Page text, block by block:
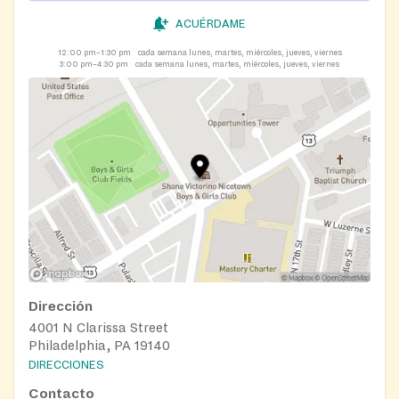
ACUÉRDAME
12:00 pm–1:30 pm
cada semana lunes, martes, miércoles, jueves, viernes
3:00 pm–4:30 pm
cada semana lunes, martes, miércoles, jueves, viernes
Dirección
4001 N Clarissa Street
Philadelphia, PA 19140
DIRECCIONES
Contacto